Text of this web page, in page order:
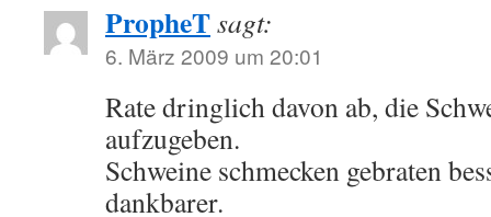
PropheTsagt:
6. März 2009 um 20:01
Rate dringlich davon ab, die
aufzugeben.
Schweine schmecken gebraten
dankbarer.